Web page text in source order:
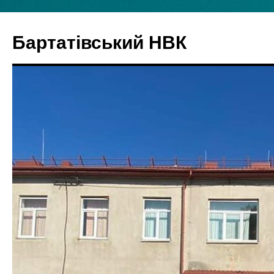
Бартатівський НВК